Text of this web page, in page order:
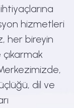
hizmetleri
her bireyin
dil ve